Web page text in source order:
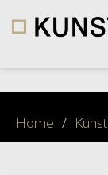
Home /